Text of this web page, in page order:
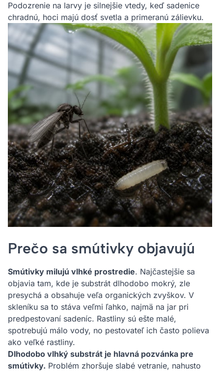
Podozrenie na larvy je silnejšie vtedy, keď sadenice
chradnú, hoci majú dosť svetla a primeranú zálievku.
Prečo sa smútivky objavujú
Smútivky milujú vlhké prostredie. Najčastejšie sa
objavia tam, kde je substrát dlhodobo mokrý, zle
presychá a obsahuje veľa organických zvyškov. V
skleníku sa to stáva veľmi ľahko, najmä na jar pri
predpestovaní sadeníc. Rastliny sú ešte malé,
spotrebujú málo vody, no pestovateľ ich často polieva
ako veľké rastliny.
Dlhodobo vlhký substrát je hlavná pozvánka pre
smútivky. Problém zhoršuje slabé vetranie, nahusto